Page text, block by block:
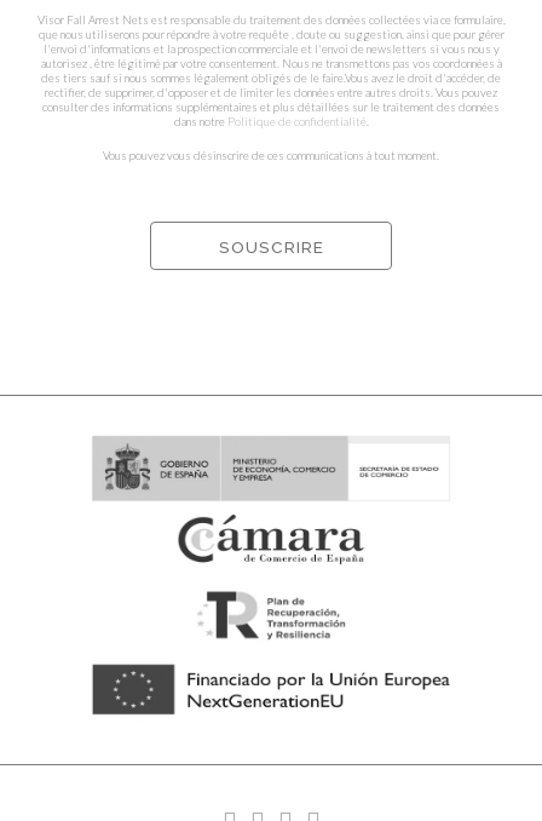
Visor Fall Arrest Nets est responsable du traitement des données collectées via ce formulaire,
que nous utiliserons pour répondre à votre requête , doute ou suggestion, ainsi que pour gérer
l'envoi d'informations et la prospection commerciale et l'envoi de newsletters si vous nous y
autorisez , être légitimé par votre consentement. Nous ne transmettons pas vos coordonnées à
des tiers sauf si nous sommes légalement obligés de le faire.Vous avez le droit d'accéder, de
rectifier, de supprimer, d'opposer et de limiter les données entre autres droits. Vous pouvez
consulter des informations supplémentaires et plus détaillées sur le traitement des données
dans notre Politique de confidentialité
Vous pouvez vous désinscrire de ces communications à tout moment.